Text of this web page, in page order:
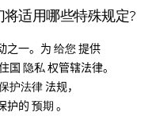
适用哪些特殊规定?
之一。为 给您 提供
国 隐私 权管辖法律。
护法律 法规，
护的 预期 。